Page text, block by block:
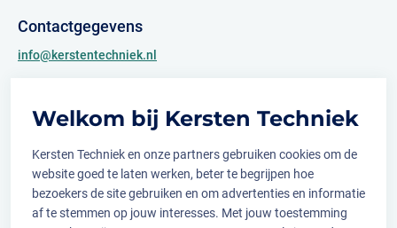
Welkom bij Kersten Techniek
Kersten Techniek en onze partners gebruiken cookies om de
website goed te laten werken, beter te begrijpen hoe
bezoekers de site gebruiken en om advertenties en informatie
af te stemmen op jouw interesses. Met jouw toestemming
Contactgegevens
info@kerstentechniek.nl
Archimedesweg 2
Volg ons op